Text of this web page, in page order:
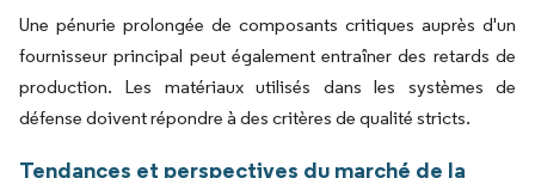
Une pénurie prolongée de composants critiques auprès d'un
fournisseur principal peut également entraîner des retards de
production. Les matériaux utilisés dans les systèmes de
défense doivent répondre à des critères de qualité stricts.
Tendances et perspectives du marché de la